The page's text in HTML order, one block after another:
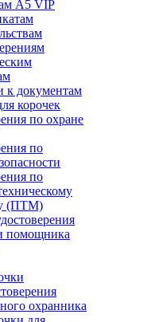
А5 VIP
документам
корочек
по охране
по
по
(ПТМ)
помощника
охранника